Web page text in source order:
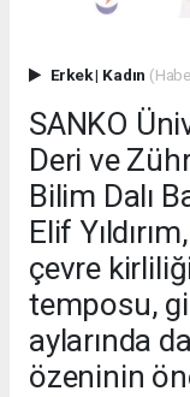
Erkek| Kadın
SANKO
Deri ve
Bilim Dalı
Elif
çevre
temposu,
aylarında
özeninin